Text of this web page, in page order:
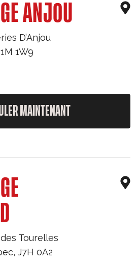
ANJOU
D’Anjou
1W9
MAINTENANT
Tourelles
, J7H 0A2